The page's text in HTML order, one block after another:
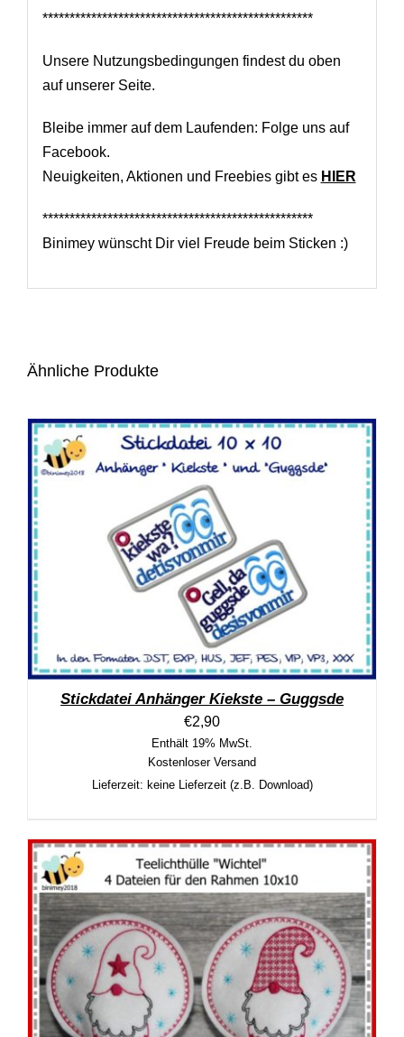
**************************************************
Unsere Nutzungsbedingungen findest du oben
auf unserer Seite.
Bleibe immer auf dem Laufenden: Folge uns auf
Facebook.
Neuigkeiten, Aktionen und Freebies gibt es HIER
**************************************************
Binimey wünscht Dir viel Freude beim Sticken :)
Ähnliche Produkte
Stickdatei Anhänger Kiekste – Guggsde
€2,90
Enthält 19% MwSt.
Kostenloser Versand
Lieferzeit: keine Lieferzeit (z.B. Download)